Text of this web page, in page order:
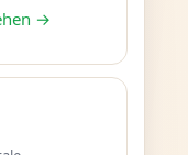
→